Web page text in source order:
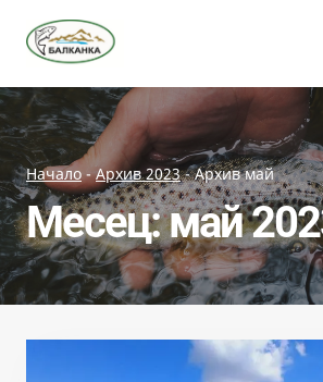
Начало-Архив 2023-Архив май
Месец: май